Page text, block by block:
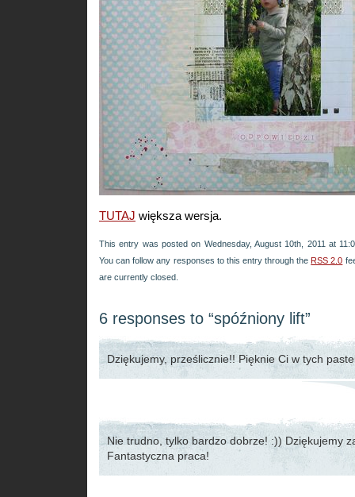
TUTAJ większa wersja.
This entry was posted on Wednesday, August 10th, 2011 at
You can follow any responses to this entry through the RSS 2.0
are currently closed.
6 responses to “spóźniony lift”
Dziękujemy, prześlicznie!! Pięknie Ci w tych
Nie trudno, tylko bardzo dobrze! :)) Dziękujemy
Fantastyczna praca!